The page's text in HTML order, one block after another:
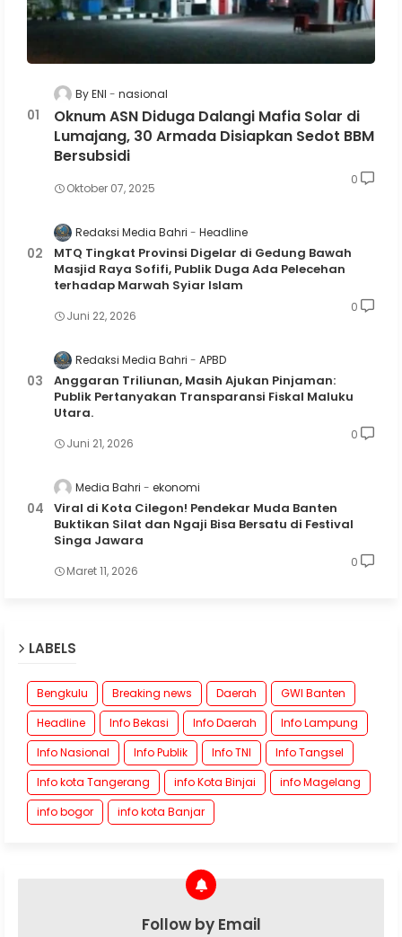
By ENI nasional
Oknum ASN Diduga Dalangi Mafia Solar di
Lumajang, 30 Armada Disiapkan Sedot BBM
Bersubsidi
Oktober 07, 2025
0
Redaksi Media Bahri Headline
MTQ Tingkat Provinsi Digelar di Gedung Bawah
Masjid Raya Sofifi, Publik Duga Ada Pelecehan
terhadap Marwah Syiar Islam
Juni 22, 2026
0
Redaksi Media Bahri APBD
Anggaran Triliunan, Masih Ajukan Pinjaman:
Publik Pertanyakan Transparansi Fiskal Maluku
Utara.
Juni 21, 2026
0
Media Bahri ekonomi
Viral di Kota Cilegon! Pendekar Muda Banten
Buktikan Silat dan Ngaji Bisa Bersatu di Festival
Singa Jawara
Maret 11, 2026
0
LABELS
Bengkulu Breaking news Daerah
GWI Banten
Headline
Info Bekasi Info Daerah
Info Lampung
Info Nasional
Info Publik Info TNI
Info Tangsel
Info kota Tangerang
info Kota Binjai
info Magelang
info bogor
info kota Banjar
Follow by Email